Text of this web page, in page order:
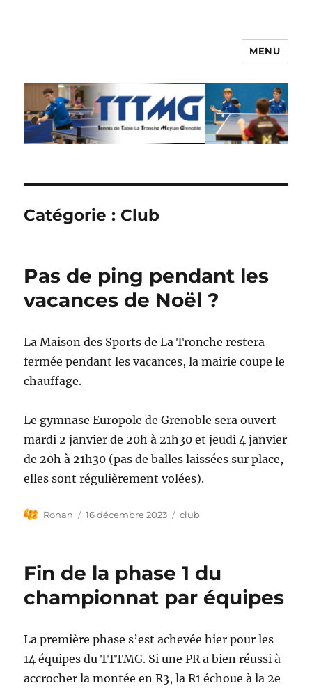
MENU
Catégorie : Club
Pas de ping pendant les
vacances de Noël ?
La Maison des Sports de La Tronche restera
fermée pendant les vacances, la mairie coupe le
chauffage.
Le gymnase Europole de Grenoble sera ouvert
mardi 2 janvier de 20h à 21h30 et jeudi 4 janvier
de 20h à 21h30 (pas de balles laissées sur place,
elles sont régulièrement volées).
Auteur
Ronan
Publié
16 décembre 2023 Étiquettes
club
Fin de la phase 1 du
championnat par équipes
La première phase s’est achevée hier pour les
14 équipes du TTTMG. Si une PR a bien réussi à
accrocher la montée en R3, la R1 échoue à la 2e